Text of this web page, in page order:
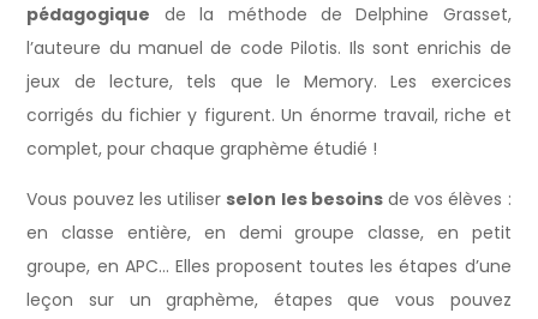
pédagogique de la méthode de Delphine Grasset,
l’auteure du manuel de code Pilotis. Ils sont enrichis de
jeux de lecture, tels que le Memory. Les exercices
corrigés du fichier y figurent. Un énorme travail, riche et
complet, pour chaque graphème étudié !
Vous pouvez les utiliser selon les besoinsde vos élèves :
en classe entière, en demi groupe classe, en petit
groupe, en APC… Elles proposent toutes les étapes d’une
leçon sur un graphème, étapes que vous pouvez